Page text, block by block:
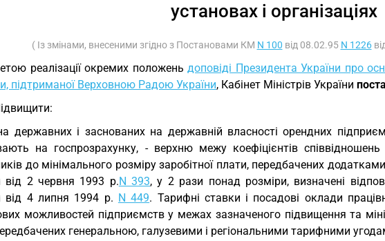
установах і організаціях
( Із змінами, внесеними згідно з Постановами КМ N 100 від 08.02.95 N 1226
реалізації окремих положеньдоповіді Президента України про
підтриманої Верховною Радою України, Кабінет Міністрів України
державних і заснованих на державній власності орендних
на госпрозрахунку, - верхню межу коефіцієнтів
до мінімального розміру заробітної плати, передбачених
від 2 червня 1993 р.N 393, у 2 рази понад розміри, визначені
від 4 липня 1994 р. N 449. Тарифні ставки і посадові оклади
можливостей підприємств у межах зазначеного підвищення та
генеральною, галузевими і регіональними тарифними